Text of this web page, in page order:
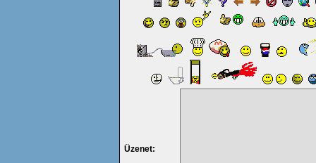
Üzenet: